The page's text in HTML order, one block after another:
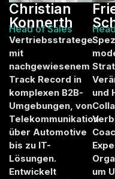
Christian
Konnerth
Head of Sales
Vertriebsstratege
mit
nachgewiesenem
Track Record in
komplexen B2B-
Umgebungen, von
Telekommunikation
über Automotive
bis zu IT-
Lösungen.
Entwickelt
und
um